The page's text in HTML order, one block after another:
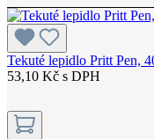
Tekuté lepidlo Pritt Pen,
53,10 Kč s DPH